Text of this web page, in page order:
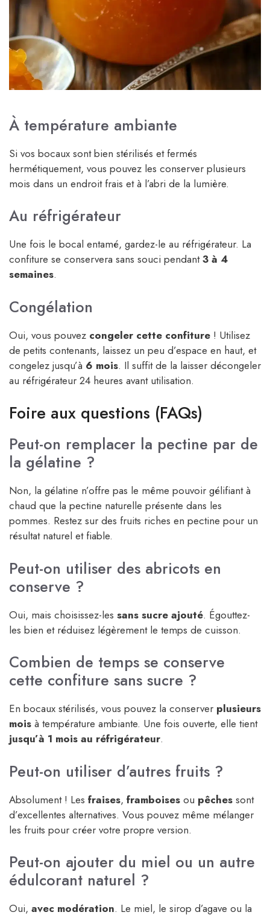
À température ambiante
Si vos bocaux sont bien stérilisés et fermés
hermétiquement, vous pouvez les conserver plusieurs
mois dans un endroit frais et à l’abri de la lumière.
Au réfrigérateur
Une fois le bocal entamé, gardez-le au réfrigérateur. La
confiture se conservera sans souci pendant3 à 4
semaines.
Congélation
Oui, vous pouvez congeler cette confiture ! Utilisez
de petits contenants, laissez un peu d’espace en haut, et
congelez jusqu’à 6 mois. Il suffit de la laisser décongeler
au réfrigérateur 24 heures avant utilisation.
Foire aux questions (FAQs)
Peut-on remplacer la pectine par de
la gélatine ?
Non, la gélatine n’offre pas le même pouvoir gélifiant à
chaud que la pectine naturelle présente dans les
pommes. Restez sur des fruits riches en pectine pour un
résultat naturel et fiable.
Peut-on utiliser des abricots en
conserve ?
Oui, mais choisissez-les sans sucre ajouté. Égouttez-
les bien et réduisez légèrement le temps de cuisson.
Combien de temps se conserve
cette confiture sans sucre ?
En bocaux stérilisés, vous pouvez la conserver plusieurs
mois à température ambiante. Une fois ouverte, elle tient
jusqu’à 1 mois au réfrigérateur.
Peut-on utiliser d’autres fruits ?
Absolument ! Les fraises, framboises ou pêches sont
d’excellentes alternatives. Vous pouvez même mélanger
les fruits pour créer votre propre version.
Peut-on ajouter du miel ou un autre
édulcorant naturel ?
Oui, avec modération. Le miel, le sirop d’agave ou la